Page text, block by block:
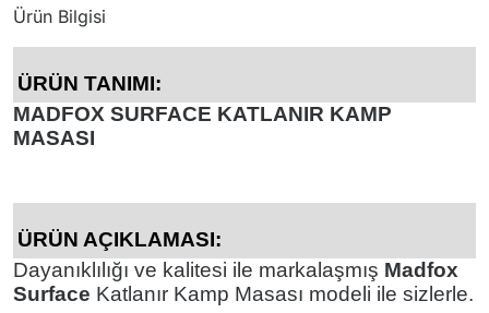
Ürün Bilgisi
ÜRÜN TANIMI:
MADFOX SURFACE KATLANIR KAMP
MASASI
ÜRÜN AÇIKLAMASI:
Dayanıklılığı ve kalitesi ile markalaşmış Madfox
Surface Katlanır Kamp Masası modeli ile sizlerle.